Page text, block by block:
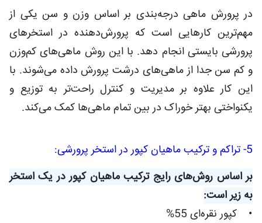
در پرورش ماهی درجه‌بندی بر اساس وزن و سن یکی از
مهم‌ترین کارهایی است که پرورش‌دهنده در استخرهای
پرورشی بایستی انجام دهد. با این روش ماهی‌های کم‌وزن
و کم سن جدا از ماهی‌های درشت پرورش داده می‌شوند. با
این کار علاوه بر مدیریت و کنترل راحت‌تر به توزیع و
یکنواختی بهتر خوراک در بین تمام ماهی‌ها کمک می‌کند.
5- تراکم و ترکیب ماهیان کپور در استخر پرورشی:
بر اساس روش‌های رایج ترکیب ماهیان کپور در یک استخر
به زیر است:
• کپور نقره‌ای 55%